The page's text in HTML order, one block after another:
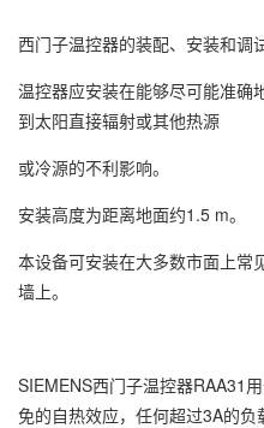
西门子温控器的装配、安装和调
温控器应安装在能够尽可能准确
到太阳直接辐射或其他热源
或冷源的不利影响。
安装高度为距离地面约1.5 m。
本设备可安装在大多数市面上常
墙上。
SIEMENS西门子温控器RAA31
免的自热效应，任何超过3A的